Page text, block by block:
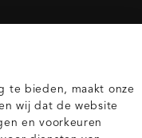
te bieden, maakt onze
wij dat de website
en voorkeuren